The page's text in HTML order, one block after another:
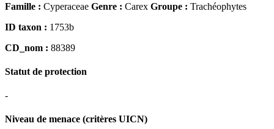
Famille : Cyperaceae Genre : Carex Groupe : Trachéophytes
ID taxon : 1753b
CD_nom : 88389
Statut de protection
-
Niveau de menace (critères UICN)